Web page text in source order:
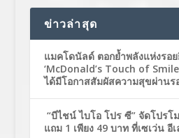
ข่าวล่าสุด
แมคโดนัลด์ ตอกย้ำพลังแห่งรอ
‘McDonald’s Touch of
ได้มีโอกาสสัมผัสความสุขผ่านร
“บีไชน์ ไบโอ โปร ซี” จัดโปร
แถม 1 เพียง 49 บาท ที่เซเว่น อี